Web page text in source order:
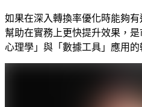
如果在深入轉換率優化時能夠
幫助在實務上更快提升效果，
心理學」與「數據工具」應用的